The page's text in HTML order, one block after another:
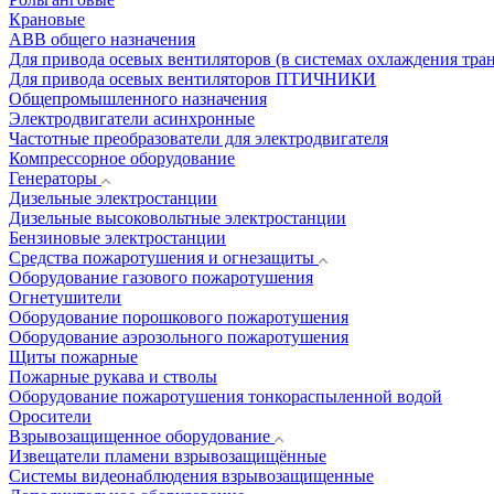
Крановые
АВВ общего назначения
Для привода осевых вентиляторов (в системах охлаждения
Для привода осевых вентиляторов ПТИЧНИКИ
Общепромышленного назначения
Электродвигатели асинхронные
Частотные преобразователи для электродвигателя
Компрессорное оборудование
Генераторы
Дизельные электростанции
Дизельные высоковольтные электростанции
Бензиновые электростанции
Средства пожаротушения и огнезащиты
Оборудование газового пожаротушения
Огнетушители
Оборудование порошкового пожаротушения
Оборудование аэрозольного пожаротушения
Щиты пожарные
Пожарные рукава и стволы
Оборудование пожаротушения тонкораспыленной водой
Оросители
Взрывозащищенное оборудование
Извещатели пламени взрывозащищённые
Системы видеонаблюдения взрывозащищенные